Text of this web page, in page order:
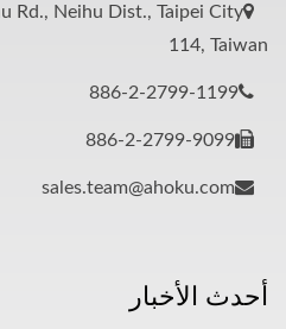
Rd., Neihu Dist., Taipei City
114, Taiwan
886-2-2799-1199
886-2-2799-9099
sales.team@ahoku.com
أحدث الأخبار